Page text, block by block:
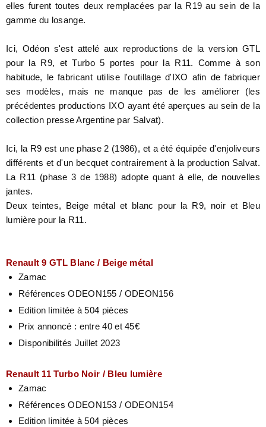
elles furent toutes deux remplacées par la R19 au sein de la
gamme du losange.
Ici, Odéon s'est attelé aux reproductions de la version GTL
pour la R9, et Turbo 5 portes pour la R11. Comme à son
habitude, le fabricant utilise l'outillage d'IXO afin de fabriquer
ses modèles, mais ne manque pas de les améliorer (les
précédentes productions IXO ayant été aperçues au sein de la
collection presse Argentine par Salvat).
Ici, la R9 est une phase 2 (1986), et a été équipée d'enjoliveurs
différents et d'un becquet contrairement à la production Salvat.
La R11 (phase 3 de 1988) adopte quant à elle, de nouvelles
jantes.
Deux teintes, Beige métal et blanc pour la R9, noir et Bleu
lumière pour la R11.
Renault 9 GTL Blanc / Beige métal
Zamac
Références ODEON155 / ODEON156
Edition limitée à 504 pièces
Prix annoncé : entre 40 et 45€
Disponibilités Juillet 2023
Renault 11 Turbo Noir / Bleu lumière
Zamac
Références ODEON153 / ODEON154
Edition limitée à 504 pièces